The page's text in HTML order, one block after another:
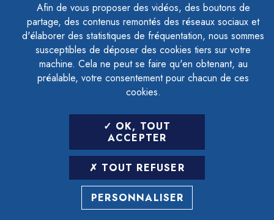
Afin de vous proposer des vidéos, des boutons de
partage, des contenus remontés des réseaux sociaux et
d'élaborer des statistiques de fréquentation, nous sommes
susceptibles de déposer des cookies tiers sur votre
machine. Cela ne peut se faire qu'en obtenant, au
préalable, votre consentement pour chacun de ces
cookies.
OK, TOUT
ACCEPTER
TOUT REFUSER
PERSONNALISER
ACCESSIBILITÉ - PARTIELLEMENT CONFORME
PLAN DU SITE
MENTIONS LÉGALES
CONTACTER LE DÉLÉGUÉ À LA PROTECTION DES DONNÉES
GESTION DES COOKIES
LETTRE D'INFORMATION
SAISIR VOTRE ADRESSE E-MAIL
POUR VOUS INSCRIRE :
ARCHIVES DÉSINSCRIPTION